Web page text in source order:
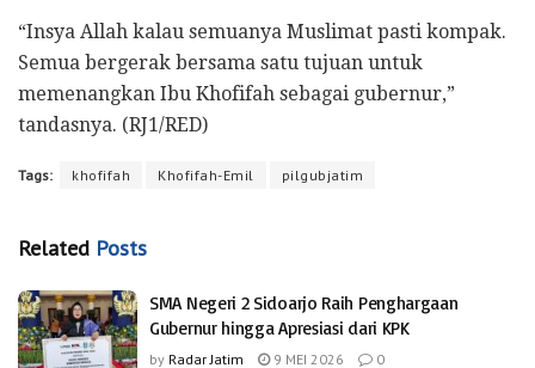
“Insya Allah kalau semuanya Muslimat pasti kompak.
Semua bergerak bersama satu tujuan untuk
memenangkan Ibu Khofifah sebagai gubernur,”
tandasnya. (RJ1/RED)
Tags: khofifah Khofifah-Emil pilgubjatim
Related Posts
SMA Negeri 2 Sidoarjo Raih Penghargaan
Gubernur hingga Apresiasi dari KPK
by Radar Jatim 9 MEI 2026 0